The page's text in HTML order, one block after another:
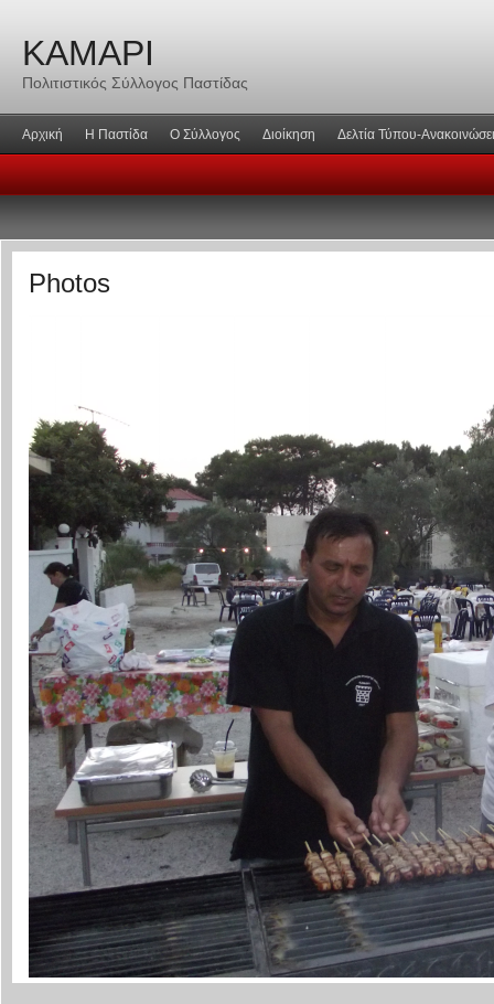
ΚΑΜΑΡΙ
Πολιτιστικός Σύλλογος Παστίδας
Αρχική Η Παστίδα Ο Σύλλογος Διοίκηση Δελτία Τύπου-
Photos